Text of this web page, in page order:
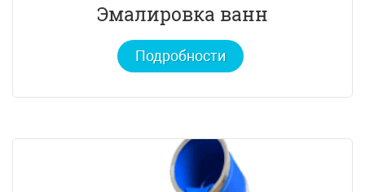
Эмалировка ванн
Подробности